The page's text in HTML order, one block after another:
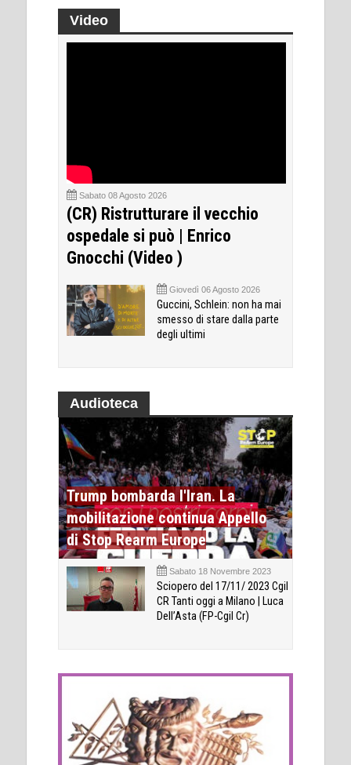
Video
Sabato 08 Agosto 2026
(CR) Ristrutturare il vecchio
ospedale si può | Enrico
Gnocchi (Video )
Giovedì 06 Agosto 2026
Guccini, Schlein: non ha mai
smesso di stare dalla parte
degli ultimi
Audioteca
Trump bombarda l'Iran. La
mobilitazione continua Appello
di Stop Rearm Europe
Sabato 18 Novembre 2023
Sciopero del 17/11/ 2023 Cgil
CR Tanti oggi a Milano | Luca
Dell’Asta (FP-Cgil Cr)